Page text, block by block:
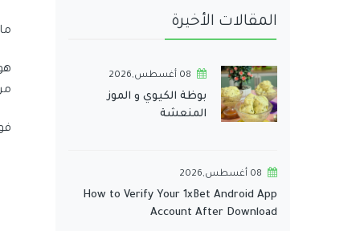
المقالات الأخيرة
08 أغسطس,2026
بوظة الكيوي و الموز
المنعشة
08 أغسطس,2026
How to Verify Your 1xBet Android App
Account After Download